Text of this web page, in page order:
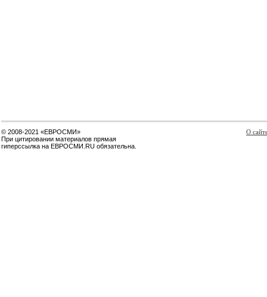
© 2008-2021 «ЕВРОСМИ»
При цитировании материалов прямая
гиперссылка на ЕВРОСМИ.RU обязательна.
О